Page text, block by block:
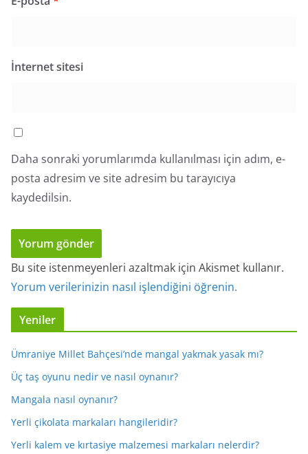
İnternet sitesi
Daha sonraki yorumlarımda kullanılması için adım, e-
posta adresim ve site adresim bu tarayıcıya
kaydedilsin.
Bu site istenmeyenleri azaltmak için Akismet kullanır.
Yorum verilerinizin nasıl işlendiğini öğrenin.
Yeniler
Ümraniye Millet Bahçesi’nde mangal yakmak yasak mı?
Üç taş oyunu nedir ve nasıl oynanır?
Mangala nasıl oynanır?
Yerli çikolata markaları hangileridir?
Yerli kalem ve kırtasiye malzemesi markaları nelerdir?